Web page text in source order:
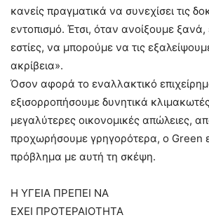
κανείς πραγματικά να συνεχίσει τις
εντοπισμό. Έτσι, όταν ανοίξουμε
εστίες, να μπορούμε να τις
ακρίβεια».
Όσον αφορά το εναλλακτικό
εξισορροπήσουμε δυνητικά
μεγαλύτερες οικονομικές απώλειες,
προχωρήσουμε γρηγορότερα, ο Green
πρόβλημα με αυτή τη σκέψη.
Η ΥΓΕΙΑ ΠΡΕΠΕΙ ΝΑ
ΕΧΕΙ ΠΡΟΤΕΡΑΙΟΤΗΤΑ